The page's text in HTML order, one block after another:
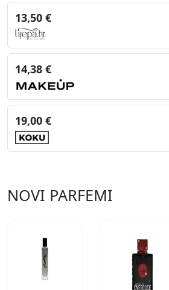
13,50 €
14,38 €
19,00 €
NOVI PARFEMI